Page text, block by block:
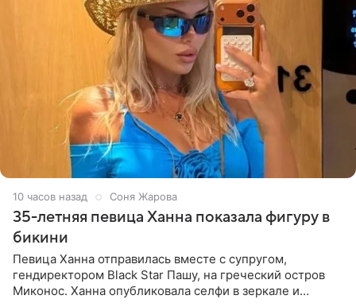
10 часов назад Соня Жарова
35-летняя певица Ханна показала фигуру в
бикини
Певица Ханна отправилась вместе с супругом,
гендиректором Black Star Пашу, на греческий остров
Миконос. Ханна опубликовала селфи в зеркале и